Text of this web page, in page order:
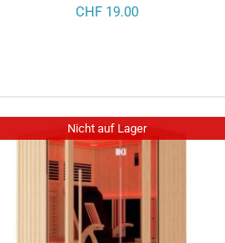
CHF19.00
Nicht auf Lager
DETAILS